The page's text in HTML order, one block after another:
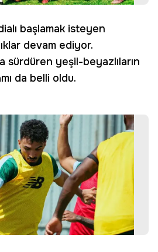
başlamak isteyen
devam ediyor.
sürdüren yeşil-beyazlıların
da belli oldu.